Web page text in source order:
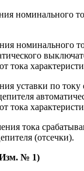
номинального
номинального
тока
уставки по току
тока
тока
(отсечки).
№ 1)